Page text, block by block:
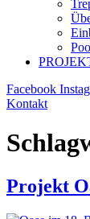
Facebook
Kontakt
Projekt